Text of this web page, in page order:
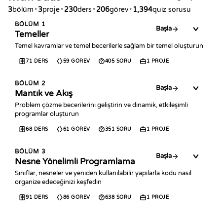
3bölüm •3proje•230ders •206görev•1,394quiz sorusu
BÖLÜM 1
Temeller
Başla
Temel kavramlar ve temel becerilerle sağlam bir temel oluşturun
71 DERS 59 GÖREV 405 SORU 1 PROJE
BÖLÜM 2
Mantık ve Akış
Başla
Problem çözme becerilerini geliştirin ve dinamik, etkileşimli
programlar oluşturun
68 DERS 61 GÖREV 351 SORU 1 PROJE
BÖLÜM 3
Nesne Yönelimli Programlama
Başla
Sınıflar, nesneler ve yeniden kullanılabilir yapılarla kodu nasıl
organize edeceğinizi keşfedin
91 DERS 86 GÖREV 638 SORU 1 PROJE